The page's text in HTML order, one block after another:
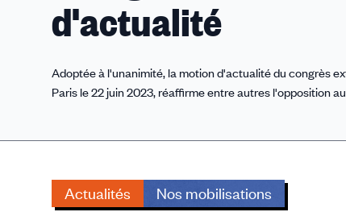
d'actualité
Adoptée à l'unanimité, la motion d'actualité du congrès
Paris le 22 juin 2023, réaffirme entre autres l'opposition
Actualités Nos mobilisations